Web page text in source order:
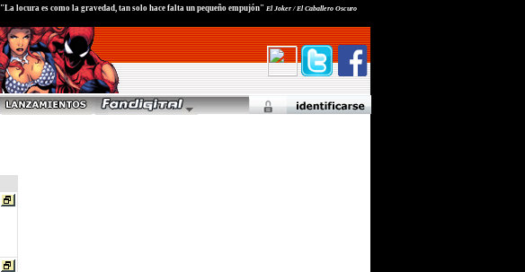
"La locura es como la gravedad, tan solo hace falta un pequeño empujón" El Joker / El Caballero Oscuro